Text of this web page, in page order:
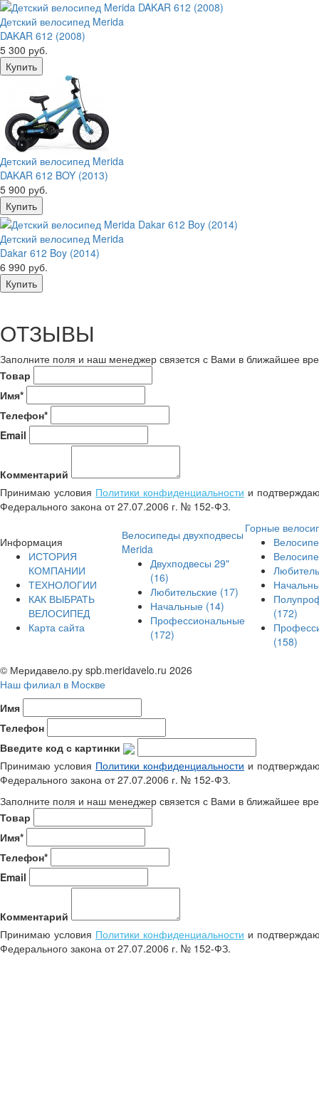
Детский велосипед Merida
DAKAR 612 (2008)
5 300 руб.
Детский велосипед Merida
DAKAR 612 BOY (2013)
5 900 руб.
Детский велосипед Merida
Dakar 612 Boy (2014)
6 990 руб.
ОТЗЫВЫ
Заполните поля и наш менеджер связется с Вами в ближайшее
Товар
Имя*
Телефон*
Email
Комментарий
Принимаю условия Политики конфиденциальности и
Федерального закона от 27.07.2006 г. № 152-ФЗ.
Информация
ИСТОРИЯ
КОМПАНИИ
ТЕХНОЛОГИИ
КАК ВЫБРАТЬ
ВЕЛОСИПЕД
Карта сайта
Велосипеды двухподвесы
Merida
Двухподвесы 29"
(16)
Любительские (17)
Начальные (14)
Профессиональные
(172)
Горные
(172)
(158)
© Меридавело.ру spb.meridavelo.ru 2026
Наш филиал в Москве
Имя
Телефон
Введите код с картинки
Принимаю условия Политики конфиденциальности и
Федерального закона от 27.07.2006 г. № 152-ФЗ.
Заполните поля и наш менеджер связется с Вами в ближайшее
Товар
Имя*
Телефон*
Email
Комментарий
Принимаю условия Политики конфиденциальности и
Федерального закона от 27.07.2006 г. № 152-ФЗ.